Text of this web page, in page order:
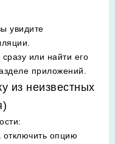
увидите
или найти его
приложений.
из неизвестных
:
опцию